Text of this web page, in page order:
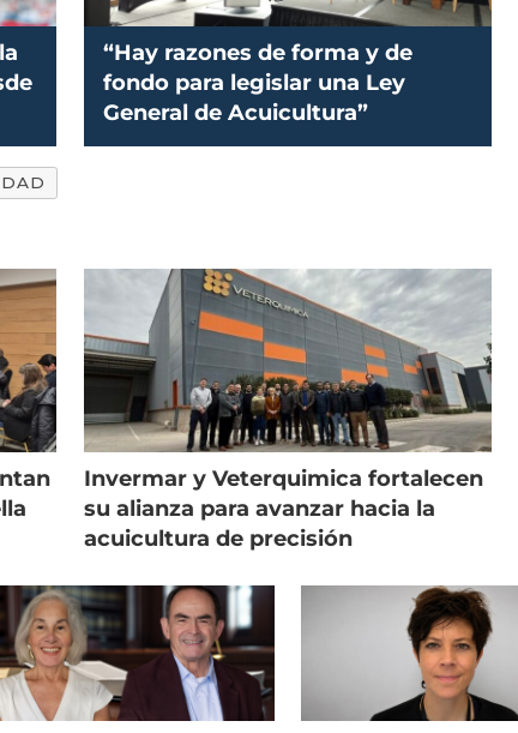
“Hay razones de forma y de
fondo para legislar una Ley
General de Acuicultura”
Invermar y Veterquimica fortalecen
su alianza para avanzar hacia la
acuicultura de precisión